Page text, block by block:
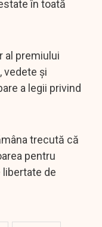
în toată
al premiului
vedete și
a legii privind
trecută că
pentru
de